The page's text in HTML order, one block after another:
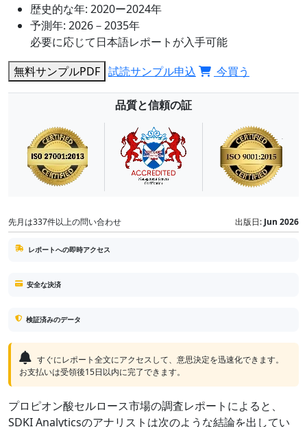
歴史的な年: 2020ー2024年
予測年: 2026－2035年
必要に応じて日本語レポートが入手可能
無料サンプルPDF 試読サンプル申込 今買う
品質と信頼の証
先月は337件以上の問い合わせ 出版日: Jun 2026
レポートへの即時アクセス
安全な決済
検証済みのデータ
すぐにレポート全文にアクセスして、意思決定を迅速化できます。
お支払いは受領後15日以内に完了できます。
プロピオン酸セルロース市場の調査レポートによると、
SDKI Analyticsのアナリストは次のような結論を出してい